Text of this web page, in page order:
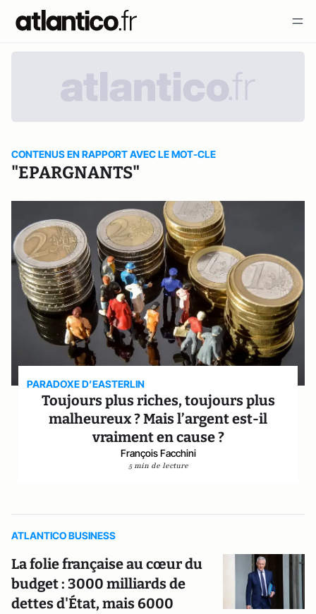
CONTENUS EN RAPPORT AVEC LE MOT-CLE
"EPARGNANTS"
PARADOXE D’EASTERLIN
Toujours plus riches, toujours plus
malheureux ? Mais l’argent est-il
vraiment en cause ?
François Facchini
5 min de lecture
ATLANTICO BUSINESS
La folie française au cœur du
budget : 3000 milliards de
dettes d'État, mais 6000